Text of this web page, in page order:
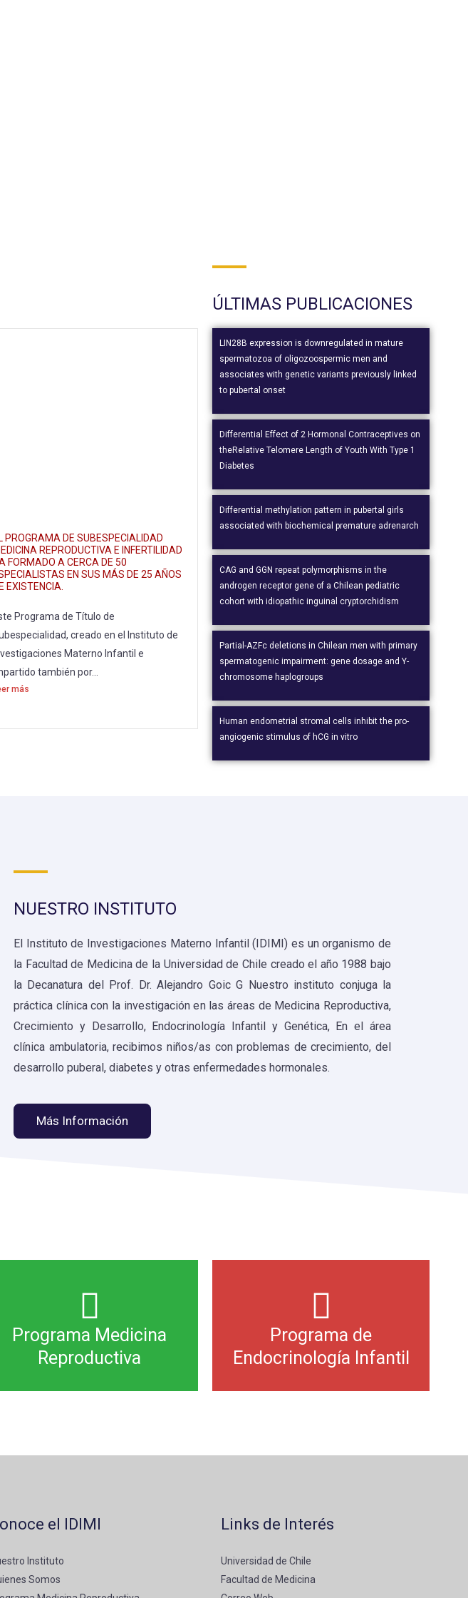
PROGRAMA DE SUBESPECIALIDAD
REPRODUCTIVA E INFERTILIDAD
FORMADO A CERCA DE 50
EN SUS MÁS DE 25 AÑOS
EXISTENCIA.
Programa de Título de
creado en el Instituto de
Materno Infantil e
también por...
más
ÚLTIMAS PUBLICACIONES
LIN28B expression is downregulated in mature
spermatozoa of oligozoospermic men and
associates with genetic variants previously linked
to pubertal onset
Differential Effect of 2 Hormonal Contraceptives on
theRelative Telomere Length of Youth With Type 1
Diabetes
Differential methylation pattern in pubertal girls
associated with biochemical premature adrenarch
CAG and GGN repeat polymorphisms in the
androgen receptor gene of a Chilean pediatric
cohort with idiopathic inguinal cryptorchidism
Partial-AZFc deletions in Chilean men with primary
spermatogenic impairment: gene dosage and Y-
chromosome haplogroups
Human endometrial stromal cells inhibit the pro-
angiogenic stimulus of hCG in vitro
NUESTRO INSTITUTO
El Instituto de Investigaciones Materno Infantil (IDIMI) es un organismo de
la Facultad de Medicina de la Universidad de Chile creado el año 1988 bajo
la Decanatura del Prof. Dr. Alejandro Goic G Nuestro instituto conjuga la
práctica clínica con la investigación en las áreas de Medicina Reproductiva,
Crecimiento y Desarrollo, Endocrinología Infantil y Genética, En el área
clínica ambulatoria, recibimos niños/as con problemas de crecimiento, del
desarrollo puberal, diabetes y otras enfermedades hormonales.
Más Información
Programa Medicina
Reproductiva
Programa de
Endocrinología Infantil
el IDIMI
Instituto
Somos
Links de Interés
Universidad de Chile
Facultad de Medicina